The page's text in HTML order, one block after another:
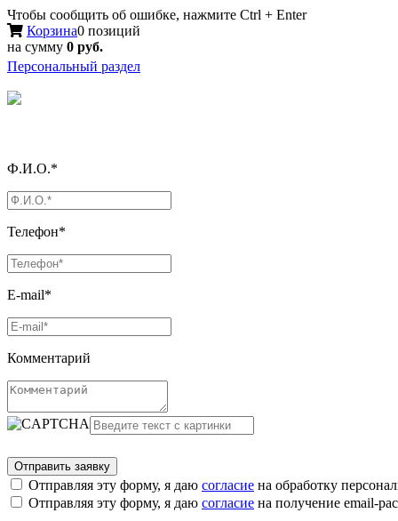
Чтобы сообщить об ошибке, нажмите Ctrl + Enter
Корзина0 позиций
на сумму 0 руб.
Персональный раздел
Ф.И.О.*
Телефон*
E-mail*
Комментарий
Отправляя эту форму, я даю согласие на обработку
Отправляя эту форму, я даю согласие на получение email-